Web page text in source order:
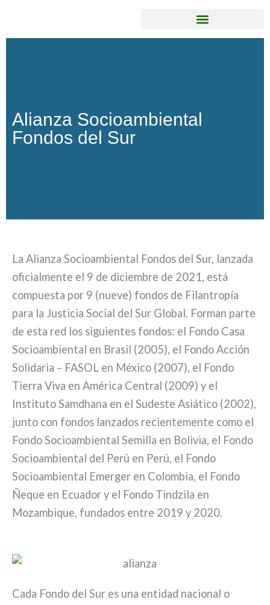
Alianza Socioambiental
Fondos del Sur
La Alianza Socioambiental Fondos del Sur, lanzada
oficialmente el 9 de diciembre de 2021, está
compuesta por 9 (nueve) fondos de Filantropía
para la Justicia Social del Sur Global. Forman parte
de esta red los siguientes fondos: el Fondo Casa
Socioambiental en Brasil (2005), el Fondo Acción
Solidaria – FASOL en México (2007), el Fondo
Tierra Viva en América Central (2009) y el
Instituto Samdhana en el Sudeste Asiático (2002),
junto con fondos lanzados recientemente como el
Fondo Socioambiental Semilla en Bolivia, el Fondo
Socioambiental del Perú en Perú, el Fondo
Socioambiental Emerger en Colombia, el Fondo
Ñeque en Ecuador y el Fondo Tindzila en
Mozambique, fundados entre 2019 y 2020.
Cada Fondo del Sur es una entidad nacional o